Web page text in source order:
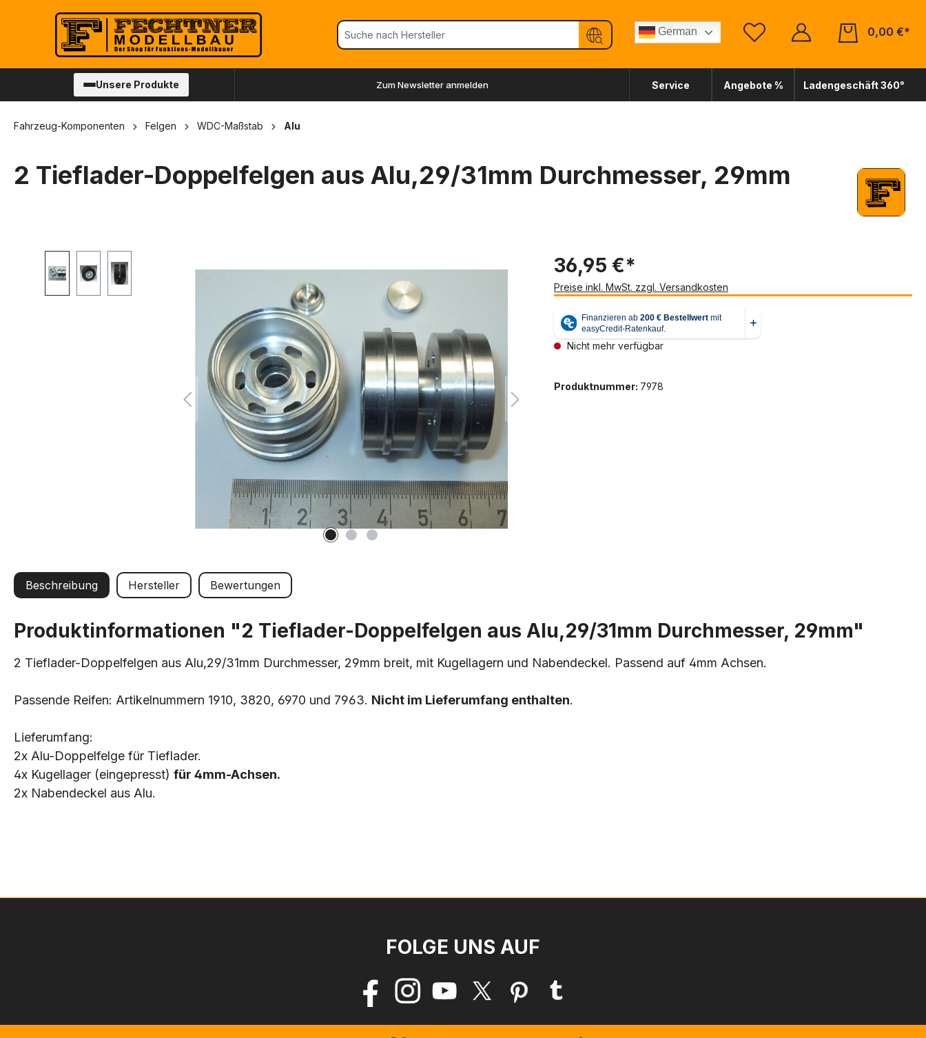
Zur Hauptnavigation springen
German
0,00 €*
Unsere Produkte Zum Newsletter anmelden Service Angebote % Ladengeschäft 360°
Fahrzeug-Komponenten Felgen WDC-Maßstab Alu
2 Tieflader-Doppelfelgen aus Alu,29/31mm Durchmesser, 29mm
36,95 €*
Preise inkl. MwSt. zzgl. Versandkosten
Nicht mehr verfügbar
Produktnummer: 7978
Beschreibung Hersteller Bewertungen
Produktinformationen "2 Tieflader-Doppelfelgen aus Alu,29/31mm Durchmesser, 29mm"
2 Tieflader-Doppelfelgen aus Alu,29/31mm Durchmesser, 29mm breit, mit Kugellagern und Nabendeckel. Passend auf 4mm Achsen.
Passende Reifen: Artikelnummern 1910, 3820, 6970 und 7963. Nicht im Lieferumfang enthalten.
Lieferumfang:
2x Alu-Doppelfelge für Tieflader.
4x Kugellager (eingepresst) für 4mm-Achsen.
2x Nabendeckel aus Alu.
FOLGE UNS AUF